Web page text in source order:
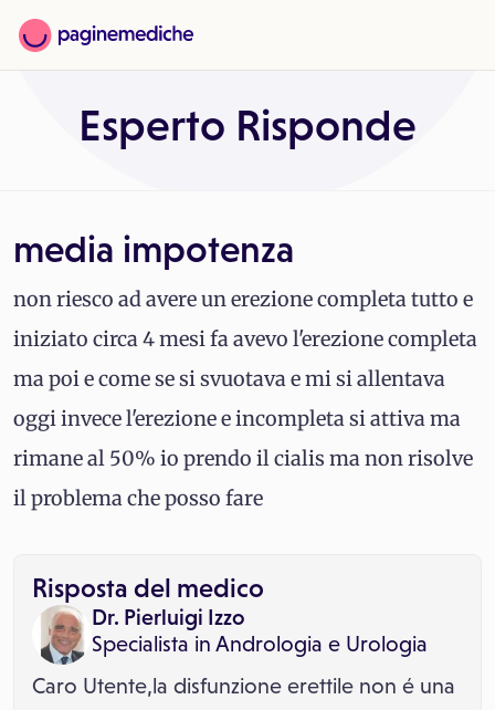
Esperto Risponde
media impotenza
non riesco ad avere un erezione completa tutto e
iniziato circa 4 mesi fa avevo l'erezione completa
ma poi e come se si svuotava e mi si allentava
oggi invece l'erezione e incompleta si attiva ma
rimane al 50% io prendo il cialis ma non risolve
il problema che posso fare
Risposta del medico
Dr. Pierluigi Izzo
Specialista in Andrologia e Urologia
Caro Utente,la disfunzione erettile non é una